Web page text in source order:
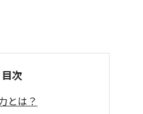
目次
とは？